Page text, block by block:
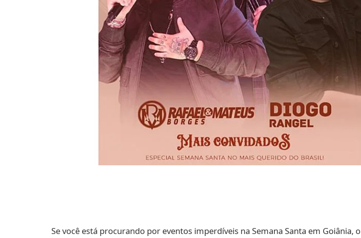
Se você está procurando por eventos imperdíveis na Semana Santa em Goiânia, o